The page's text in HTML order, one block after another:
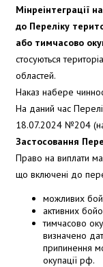
Мінреінтеграції
до Переліку
або тимчасово
стосуються
областей.
Наказ набере
На даний час
18.07.2024 №204
Застосовання
Право на виплати
що включені до
можливих
активних
тимчасово
визначено
припинення
окупації рф.